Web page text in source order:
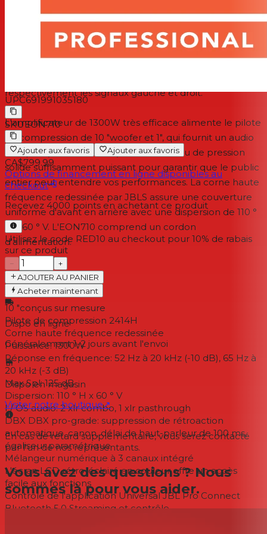
supplémentaires ou à d'autres équipements audio.
Toutes les entrées mono sont mélangées en un signal
mono en interne et sortent via le connecteur PASS-Thru
respectivement les signaux gauche et droit.
L'amplificateur de 1300W très efficace alimente le pilote
de compression de 10 "woofer et 1", qui fournit un audio
complet (65 Hz à 20 kHz) avec un niveau de pression
solide suffisamment puissant pour garantir que le public
entier peut entendre vos performances. La corne haute
fréquence redessinée par JBLS assure une couverture
uniforme d'avant en arrière avec une dispersion de 110 °
H x 60 ° V. L'EON710 comprend un cordon
d'alimentation.
En un coup d'œil
10 "conçus sur mesure
Pilote de compression 2414H
Corne haute fréquence redessinée
Puissance: 1300W
Réponse en fréquence: 52 Hz à 20 kHz (-10 dB), 65 Hz à
20 kHz (-3 dB)
Max Spl: 125 dB
Dispersion: 110 ° H x 60 ° V
I / OS audio: 2 xlr combo, 1 xlr pasthrough
DBX DBX pro-grade: suppression de rétroaction
automatique, canon, délai de haut-parleur de 100 ms,
égaliseur paramétrique
Mélangeur numérique à 3 canaux intégré
L'écran LCD rétro-éclairé en couleur offre un accès
facile aux fonctions
Contrôle de l'application Universal JBL Pro Connect
Bluetooth 5.0 Streaming et contrôle
UPC691991035180
SKUEON710
Ajouter aux favoris Ajouter aux favoris
CA$799.99
Options de financement en ligne disponibles au
checkout
Recevez 4000 points en achetant ce produit
Utilisez le code RED10 au checkout pour 10% de rabais
sur ce produit
−
+
AJOUTER AU PANIER
Acheter maintenant
Dispo en ligne
Généralement 1-2 jours avant l'envoi
Dispo en magasin
Visiter notre boutique↗
En cas de retard supplémentaire, vous serez contacté
par l'un de nos représentants.
Vous avez des questions ? Nous
sommes là pour vous aider.